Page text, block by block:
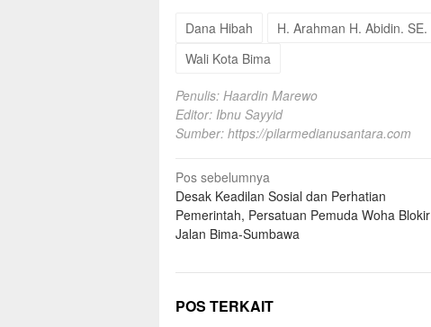
Dana Hibah H. Arahman H. Abidin. SE.
Wali Kota Bima
Penulis: Haardin Marewo
Editor: Ibnu Sayyid
Sumber: https://pilarmedianusantara.com
Navigasi
pos
Pos sebelumnya
Desak Keadilan Sosial dan Perhatian
Pemerintah, Persatuan Pemuda Woha Blokir
Jalan Bima-Sumbawa
POS TERKAIT